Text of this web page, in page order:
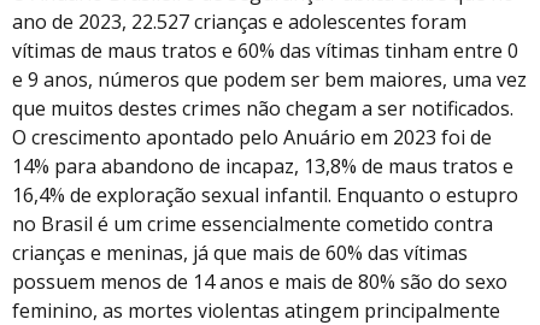
ano de 2023, 22.527 crianças e adolescentes foram
vítimas de maus tratos e 60% das vítimas tinham entre 0
e 9 anos, números que podem ser bem maiores, uma vez
que muitos destes crimes não chegam a ser notificados.
O crescimento apontado pelo Anuário em 2023 foi de
14% para abandono de incapaz, 13,8% de maus tratos e
16,4% de exploração sexual infantil. Enquanto o estupro
no Brasil é um crime essencialmente cometido contra
crianças e meninas, já que mais de 60% das vítimas
possuem menos de 14 anos e mais de 80% são do sexo
feminino, as mortes violentas atingem principalmente